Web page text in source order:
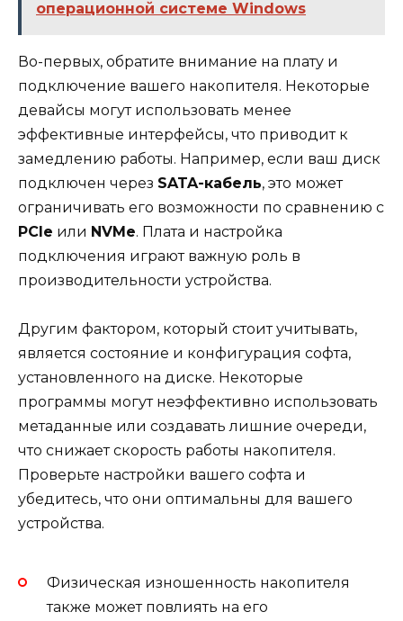
операционной системе Windows
Во-первых, обратите внимание на плату и
подключение вашего накопителя. Некоторые
девайсы могут использовать менее
эффективные интерфейсы, что приводит к
замедлению работы. Например, если ваш диск
подключен через SATA-кабель, это может
ограничивать его возможности по сравнению с
PCIe или NVMe. Плата и настройка
подключения играют важную роль в
производительности устройства.
Другим фактором, который стоит учитывать,
является состояние и конфигурация софта,
установленного на диске. Некоторые
программы могут неэффективно использовать
метаданные или создавать лишние очереди,
что снижает скорость работы накопителя.
Проверьте настройки вашего софта и
убедитесь, что они оптимальны для вашего
устройства.
Физическая изношенность накопителя
также может повлиять на его